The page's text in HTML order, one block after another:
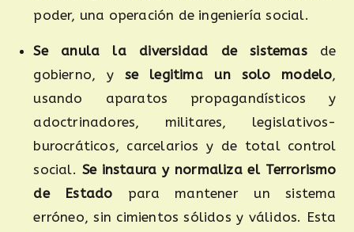
poder, una operación de ingeniería social.
Se anula la diversidad desistemasde
gobierno, y se legitima un solo modelo,
usando aparatos propagandísticos y
adoctrinadores, militares, legislativos-
burocráticos, carcelarios y de total control
social. Se instaura y normaliza el Terrorismo
de Estado para mantener un sistema
erróneo, sin cimientos sólidos y válidos. Esta